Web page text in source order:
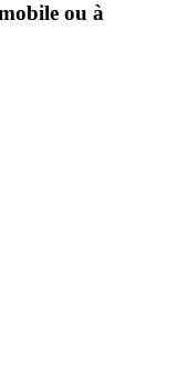
ou à